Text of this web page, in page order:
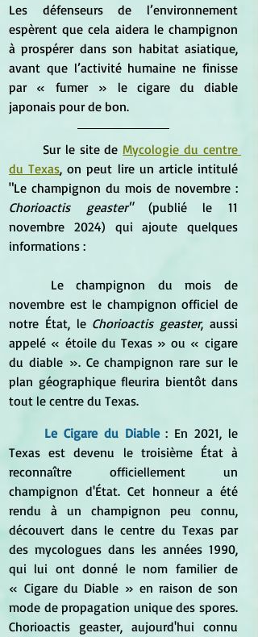
Les défenseurs de l’environnement
espèrent que cela aidera le champignon
à prospérer dans son habitat asiatique,
avant que l’activité humaine ne finisse
par « fumer » le cigare du diable
japonais pour de bon.
	Sur le site de
Mycologie du centre
du Texas, on peut lire un article intitulé
Chorioactis geaster" (publié le 11
novembre 2024) qui ajoute quelques
informations :
Le champignon du mois de
novembre est le champignon officiel de
notre État, le Chorioactis geaster, aussi
appelé « étoile du Texas » ou « cigare
du diable ». Ce champignon rare sur le
plan géographique fleurira bientôt dans
tout le centre du Texas.
Le Cigare du Diable : En 2021, le
Texas est devenu le troisième État à
reconnaître officiellement un
champignon d'État. Cet honneur a été
rendu à un champignon peu connu,
découvert dans le centre du Texas par
des mycologues dans les années 1990,
qui lui ont donné le nom familier de
« Cigare du Diable » en raison de son
mode de propagation unique des spores.
Chorioactis geaster, aujourd'hui connu